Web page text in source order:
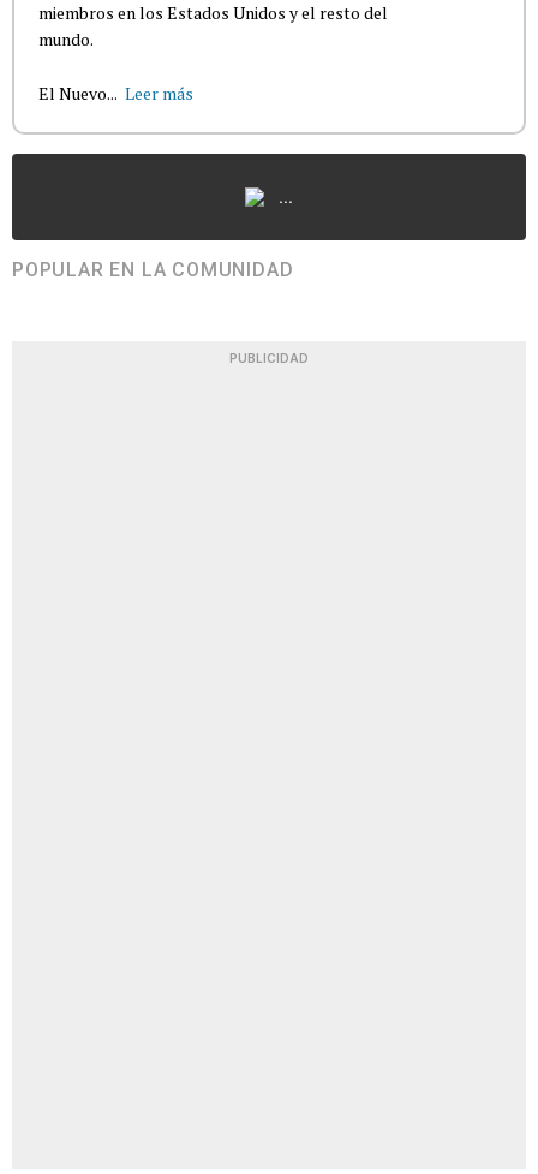
miembros en los Estados Unidos y el resto del
mundo.
El Nuevo... Leer más
...
POPULAR EN LA COMUNIDAD
PUBLICIDAD